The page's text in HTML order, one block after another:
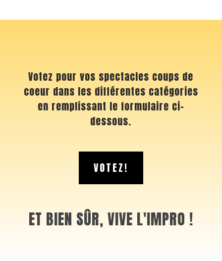
Votez pour vos spectacles coups de
coeur dans les différentes catégories
en remplissant le formulaire ci-
dessous.
VOTEZ!
ET BIEN SÛR, VIVE L'IMPRO !